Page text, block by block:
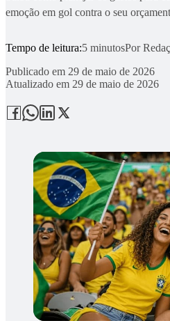
emoção em gol contra o seu
Tempo de leitura:5 minutosPor
Publicado em 29 de maio de 2026
Atualizado em 29 de maio de 2026